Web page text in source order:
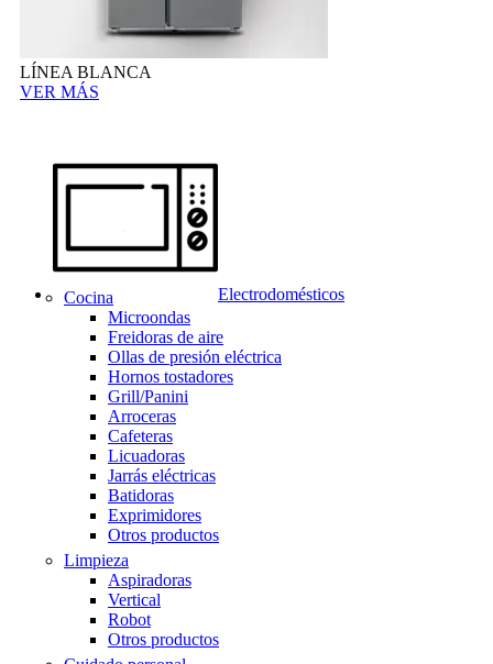
LÍNEA BLANCA
VER MÁS
Electrodomésticos
Cocina
Microondas
Freidoras de aire
Ollas de presión eléctrica
Hornos tostadores
Grill/Panini
Arroceras
Cafeteras
Licuadoras
Jarrás eléctricas
Batidoras
Exprimidores
Otros productos
Limpieza
Aspiradoras
Vertical
Robot
Otros productos